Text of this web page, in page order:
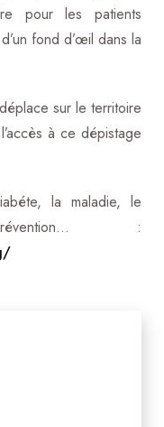
pour les patients
fond d’œil dans la
sur leterritoire
à ce dépistage
la maladie, le
: